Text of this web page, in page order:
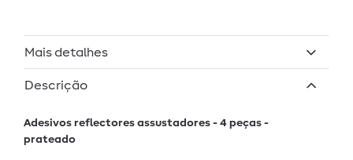
Mais detalhes
Descrição
Adesivos reflectores assustadores - 4 peças -
prateado